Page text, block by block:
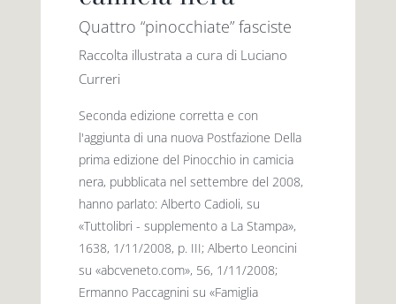
Quattro “pinocchiate” fasciste
Raccolta illustrata a cura di Luciano
Curreri
Seconda edizione corretta e con
l'aggiunta di una nuova Postfazione Della
prima edizione del Pinocchio in camicia
nera, pubblicata nel settembre del 2008,
hanno parlato: Alberto Cadioli, su
«Tuttolibri - supplemento a La Stampa»,
1638, 1/11/2008, p. III; Alberto Leoncini
su «abcveneto.com», 56, 1/11/2008;
Ermanno Paccagnini su «Famiglia